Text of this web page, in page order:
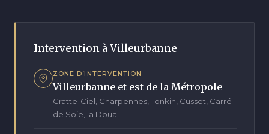
Intervention à Villeurbanne
ZONE D’INTERVENTION
Villeurbanne et est de la Métropole
Gratte-Ciel, Charpennes, Tonkin, Cusset, Carré
de Soie, la Doua